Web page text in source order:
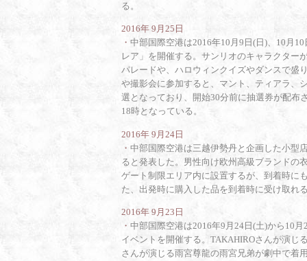
る。
2016年 9月25日
・ 中部国際空港は2016年10月9日(日)、10月
レア」を開催する。サンリオのキャラクター
パレードや、ハロウィンクイズやダンスで盛
や撮影会に参加すると、マント、ティアラ、
選となっており、開始30分前に抽選券が配布
18時となっている。
2016年 9月24日
・ 中部国際空港は三越伊勢丹と企画した小
ると発表した。男性向け欧州高級ブランドの
ゲート制限エリア内に設置するが、到着時に
た、出発時に購入した品を到着時に受け取れ
2016年 9月23日
・ 中部国際空港は2016年9月24日(土)から10
イベントを開催する。TAKAHIROさんが演じ
さんが演じる雨宮尊龍の雨宮兄弟が劇中で着